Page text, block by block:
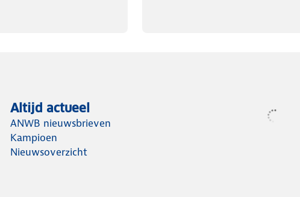
Altijd actueel
ANWB nieuwsbrieven
Kampioen
Nieuwsoverzicht